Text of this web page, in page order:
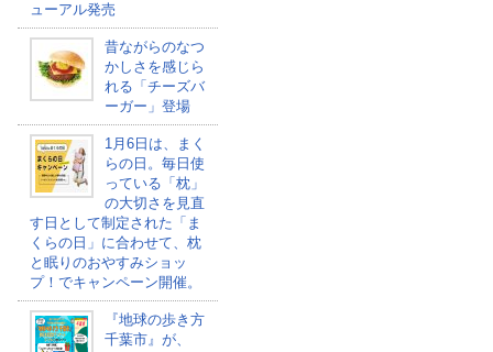
ューアル発売
昔ながらのなつ
かしさを感じら
れる「チーズバ
ーガー」登場
1月6日は、まく
らの日。毎日使
っている「枕」
の大切さを見直
す日として制定された「ま
くらの日」に合わせて、枕
と眠りのおやすみショッ
プ！でキャンペーン開催。
『地球の歩き方
千葉市』が、